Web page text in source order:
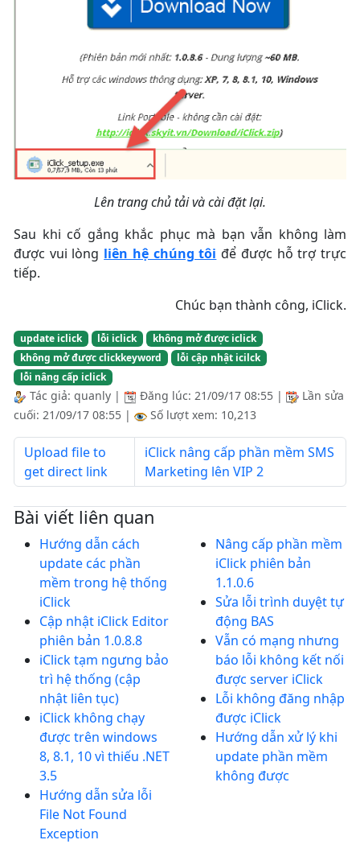
Lên trang chủ tải và cài đặt lại.
Sau khi cố gắng khắc phục mà bạn vẫn không làm
được vui lòng liên hệ chúng tôi để được hỗ trợ trực
tiếp.
Chúc bạn thành công, iClick.
update iclick lỗi iclick
không mở được iclick
không mở được clickkeyword
lỗi cập nhật icilck
lỗi nâng cấp iclick
Tác giả: quanly | Đăng lúc: 21/09/17 08:55 |
Lần sửa
cuối: 21/09/17 08:55 | Số lượt xem: 10,213
Upload file to
get direct link
iClick nâng cấp phần mềm SMS
Marketing lên VIP 2
Bài viết liên quan
Hướng dẫn cách
update các phần
mềm trong hệ thống
iClick
Cập nhật iClick Editor
phiên bản 1.0.8.8
iClick tạm ngưng bảo
trì hệ thống (cập
nhật liên tục)
iClick không chạy
được trên windows
8, 8.1, 10 vì thiếu .NET
3.5
Hướng dẫn sửa lỗi
File Not Found
Exception
Nâng cấp phần mềm
iClick phiên bản
1.1.0.6
Sửa lỗi trình duyệt tự
động BAS
Vẫn có mạng nhưng
báo lỗi không kết nối
được server iClick
Lỗi không đăng nhập
được iClick
Hướng dẫn xử lý khi
update phần mềm
không được